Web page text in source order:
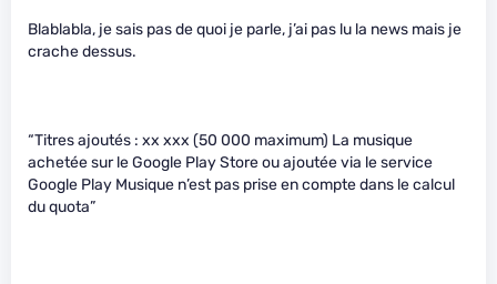
Blablabla, je sais pas de quoi je parle, j’ai pas lu la news mais je
crache dessus.
“Titres ajoutés : xx xxx (50 000 maximum) La musique
achetée sur le Google Play Store ou ajoutée via le service
Google Play Musique n’est pas prise en compte dans le calcul
du quota”